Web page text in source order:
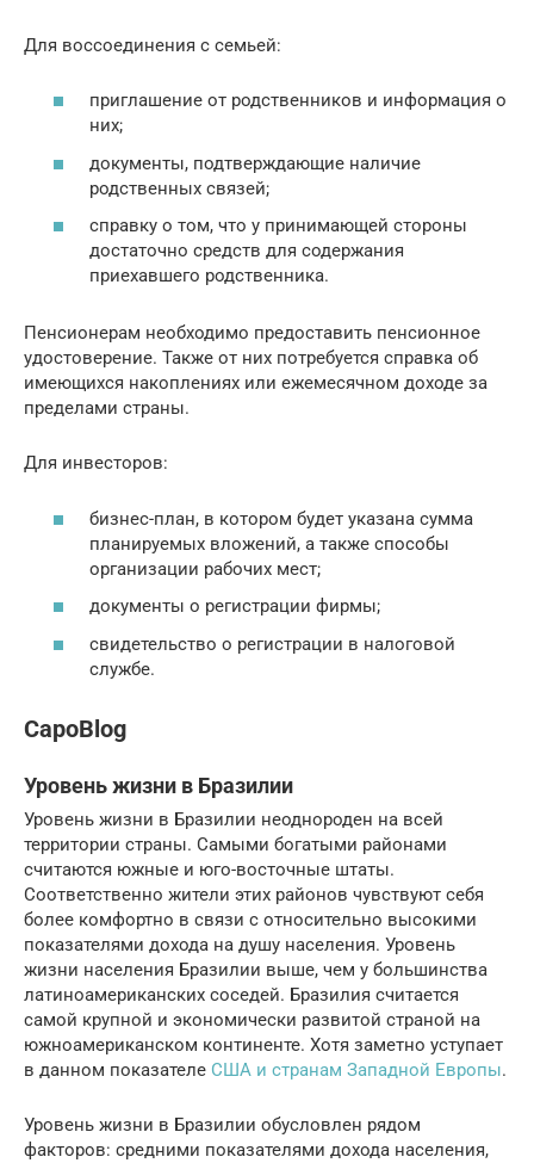
Для воссоединения с семьей:
приглашение от родственников и информация о
них;
документы, подтверждающие наличие
родственных связей;
справку о том, что у принимающей стороны
достаточно средств для содержания
приехавшего родственника.
Пенсионерам необходимо предоставить пенсионное
удостоверение. Также от них потребуется справка об
имеющихся накоплениях или ежемесячном доходе за
пределами страны.
Для инвесторов:
бизнес-план, в котором будет указана сумма
планируемых вложений, а также способы
организации рабочих мест;
документы о регистрации фирмы;
свидетельство о регистрации в налоговой
службе.
CapoBlog
Уровень жизни в Бразилии
Уровень жизни в Бразилии неоднороден на всей
территории страны. Самыми богатыми районами
считаются южные и юго-восточные штаты.
Соответственно жители этих районов чувствуют себя
более комфортно в связи с относительно высокими
показателями дохода на душу населения. Уровень
жизни населения Бразилии выше, чем у большинства
латиноамериканских соседей. Бразилия считается
самой крупной и экономически развитой страной на
южноамериканском континенте. Хотя заметно уступает
в данном показателе США и странам Западной Европы.
Уровень жизни в Бразилии обусловлен рядом
факторов: средними показателями дохода населения,